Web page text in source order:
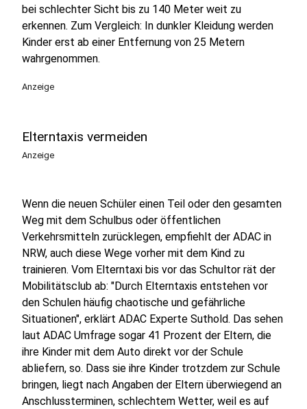
bei schlechter Sicht bis zu 140 Meter weit zu
erkennen. Zum Vergleich: In dunkler Kleidung werden
Kinder erst ab einer Entfernung von 25 Metern
wahrgenommen.
Anzeige
Elterntaxis vermeiden
Anzeige
Wenn die neuen Schüler einen Teil oder den gesamten
Weg mit dem Schulbus oder öffentlichen
Verkehrsmitteln zurücklegen, empfiehlt der ADAC in
NRW, auch diese Wege vorher mit dem Kind zu
trainieren. Vom Elterntaxi bis vor das Schultor rät der
Mobilitätsclub ab: "Durch Elterntaxis entstehen vor
den Schulen häufig chaotische und gefährliche
Situationen", erklärt ADAC Experte Suthold. Das sehen
laut ADAC Umfrage sogar 41 Prozent der Eltern, die
ihre Kinder mit dem Auto direkt vor der Schule
abliefern, so. Dass sie ihre Kinder trotzdem zur Schule
bringen, liegt nach Angaben der Eltern überwiegend an
Anschlussterminen, schlechtem Wetter, weil es auf